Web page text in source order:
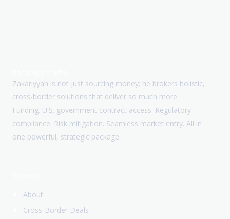
Zakariyyah is not just sourcing money; he brokers holistic,
cross-border solutions that deliver so much more:
Funding. U.S. government contract access. Regulatory
compliance. Risk mitigation. Seamless market entry. All in
one powerful, strategic package.
About
Cross-Border Deals